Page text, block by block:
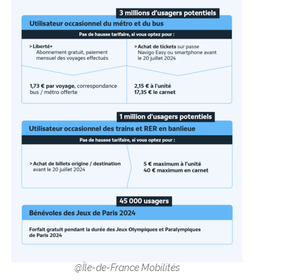
@Île-de-France Mobilités